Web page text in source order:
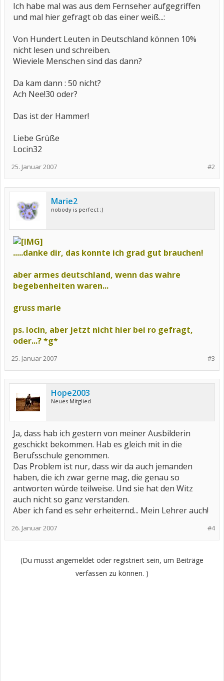
Ich habe mal was aus dem Fernseher aufgegriffen
und mal hier gefragt ob das einer weiß...:
Von Hundert Leuten in Deutschland können 10%
nicht lesen und schreiben.
Wieviele Menschen sind das dann?
Da kam dann : 50 nicht?
Ach Nee!30 oder?
Das ist der Hammer!
Liebe Grüße
Locin32
#2
25. Januar 2007
Marie2
nobody is perfect ;)
.....danke dir, das konnte ich grad gut brauchen!
aber armes deutschland, wenn das wahre
begebenheiten waren...
gruss marie
ps. locin, aber jetzt nicht hier bei ro gefragt,
oder...? *g*
#3
25. Januar 2007
Hope2003
Neues Mitglied
Ja, dass hab ich gestern von meiner Ausbilderin
geschickt bekommen. Hab es gleich mit in die
Berufsschule genommen.
Das Problem ist nur, dass wir da auch jemanden
haben, die ich zwar gerne mag, die genau so
antworten würde teilweise. Und sie hat den Witz
auch nicht so ganz verstanden.
Aber ich fand es sehr erheiternd... Mein Lehrer auch!
#4
26. Januar 2007
(Du musst angemeldet oder registriert sein, um Beiträge
verfassen zu können. )